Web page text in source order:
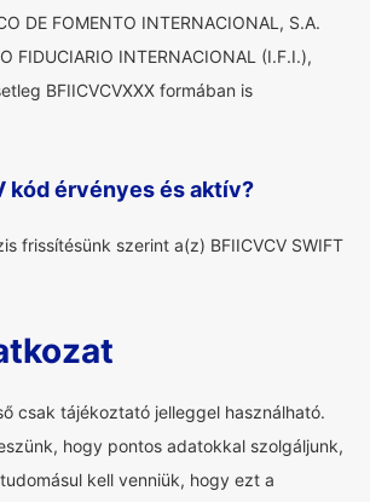
DE FOMENTO INTERNACIONAL, S.A.
FIDUCIARIO INTERNACIONAL (I.F.I.),
BFIICVCVXXX formában is
kód érvényes és aktív?
frissítésünk szerint a(z) BFIICVCV SWIFT
csak tájékoztató jelleggel használható.
hogy pontos adatokkal szolgáljunk,
kell venniük, hogy ezt a